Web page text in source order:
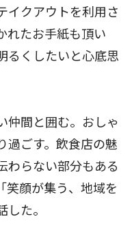
イクアウトを利用さ
れたお手紙も頂い
るくしたいと心底思
間と囲む。おしゃ
過ごす。飲食店の魅
わらない部分もある
笑顔が集う、地域を
た。